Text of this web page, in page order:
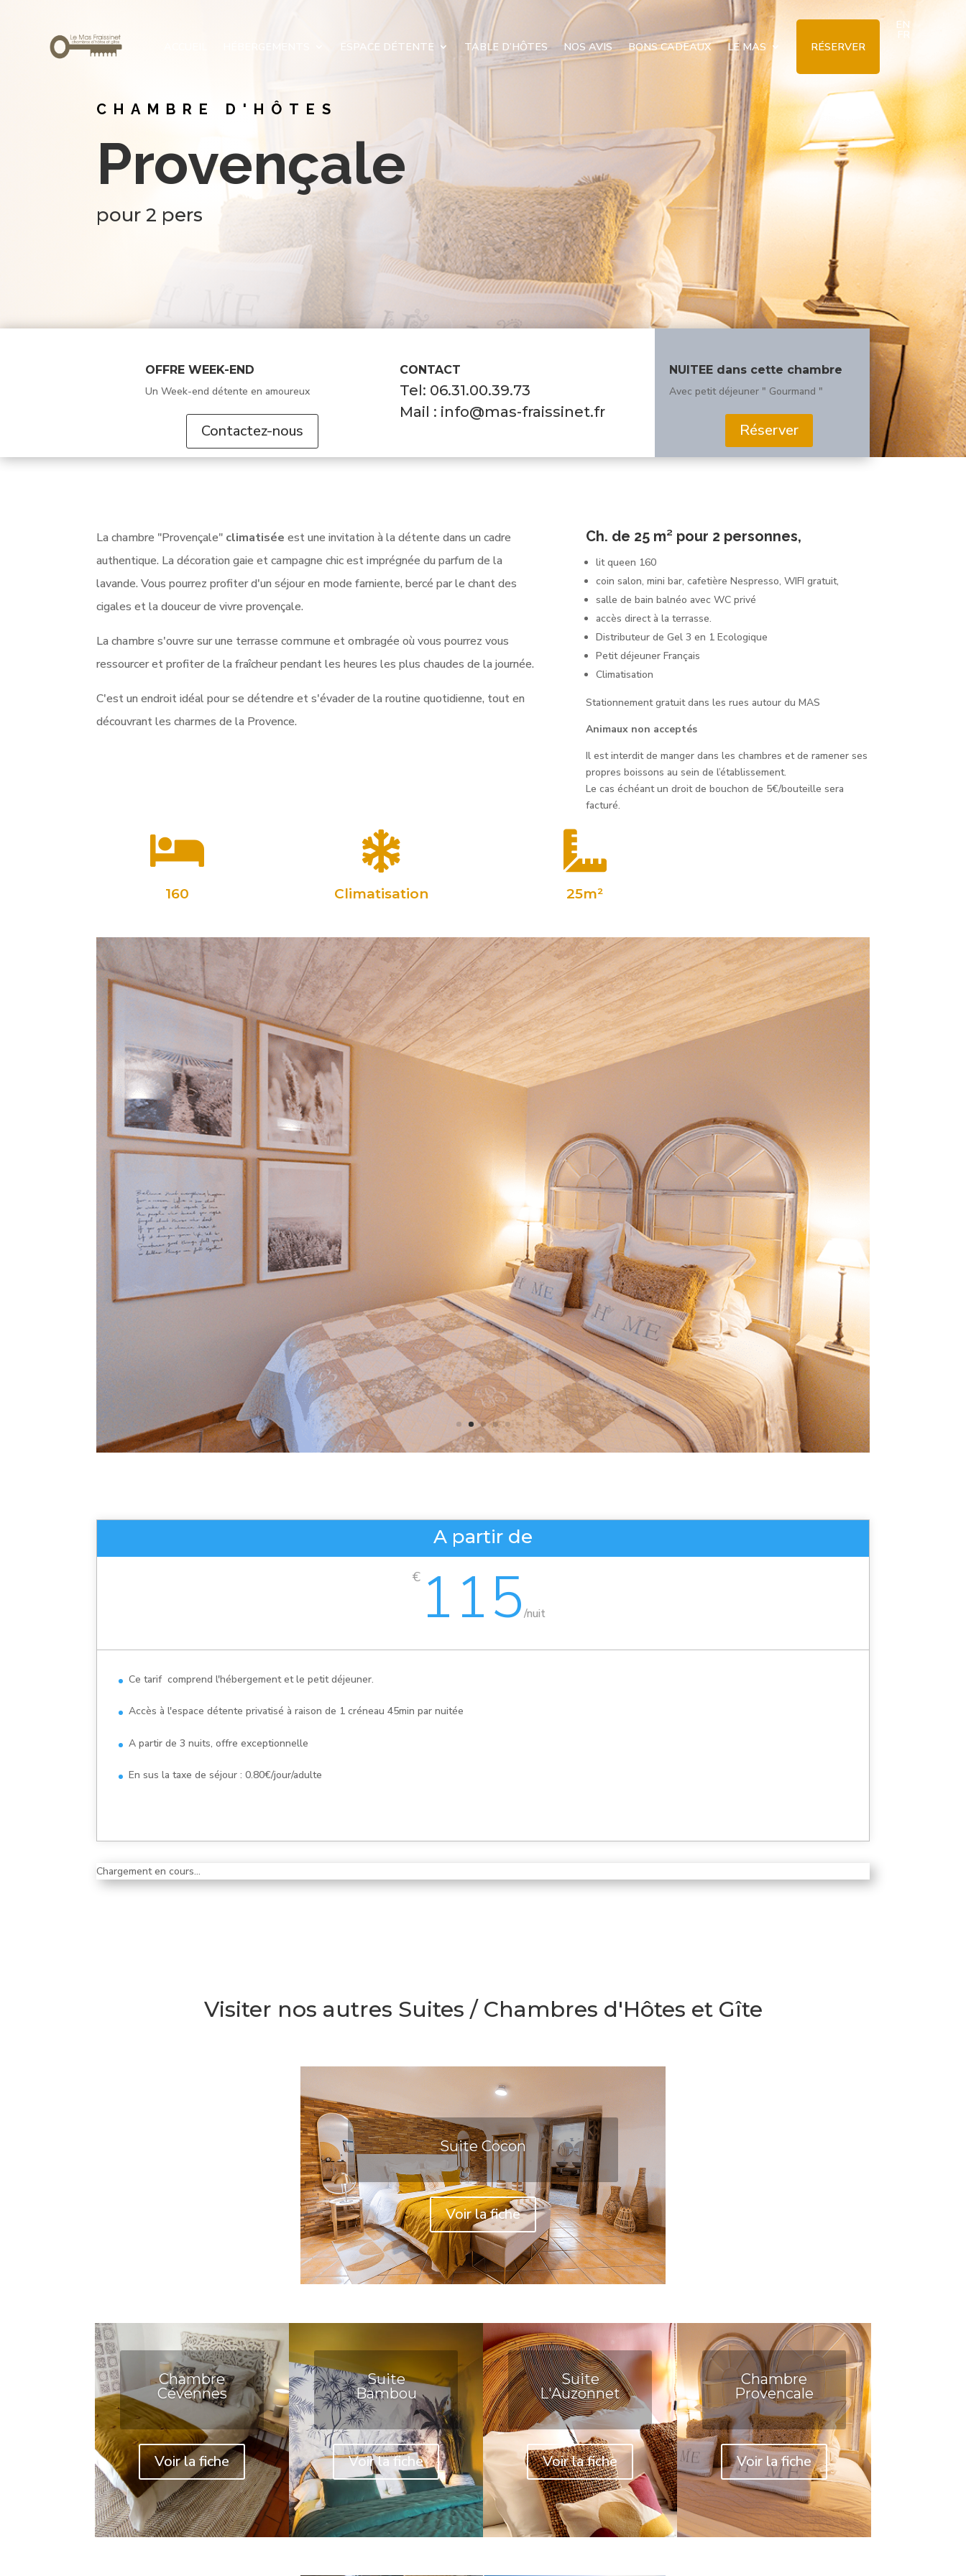
ESPACE DÉTENTE TABLE D’HÔTES NOS AVIS BONS CADEAUX LE MAS RÉSERVER
EN
FR
CHAMBRE D'HÔTES
Provençale
pour 2 pers
OFFRE WEEK-END
Un Week-end détente en amoureux
Contactez-nous
CONTACT
Tel: 06.31.00.39.73
Mail : info@mas-fraissinet.fr
NUITEE dans cette chambre
Avec petit déjeuner " Gourmand "
Réserver
La chambre "Provençale" climatisée est une invitation à la détente dans un cadre
authentique. La décoration gaie et campagne chic est imprégnée du parfum de la
lavande. Vous pourrez profiter d'un séjour en mode farniente, bercé par le chant des
cigales et la douceur de vivre provençale.
La chambre s'ouvre sur une terrasse commune et ombragée où vous pourrez vous
ressourcer et profiter de la fraîcheur pendant les heures les plus chaudes de la journée.
C'est un endroit idéal pour se détendre et s'évader de la routine quotidienne, tout en
découvrant les charmes de la Provence.
Ch. de 25 m² pour 2 personnes,
lit queen 160
coin salon, mini bar, cafetière Nespresso, WIFI gratuit,
salle de bain balnéo avec WC privé
accès direct à la terrasse.
Distributeur de Gel 3 en 1 Ecologique
Petit déjeuner Français
Climatisation
Stationnement gratuit dans les rues autour du MAS
Animaux non acceptés
Il est interdit de manger dans les chambres et de ramener ses
propres boissons au sein de l’établissement.
Le cas échéant un droit de bouchon de 5€/bouteille sera
facturé.

160

Climatisation

25m²
A partir de
€ 115/nuit
Ce tarif comprend l'hébergement et le petit déjeuner.
Accès à l'espace détente privatisé à raison de 1 créneau 45min par nuitée
A partir de 3 nuits, offre exceptionnelle
En sus la taxe de séjour : 0.80€/jour/adulte
Chargement en cours...
Visiter nos autres Suites / Chambres d'Hôtes et Gîte
Suite Cocon
Voir la fiche
Chambre
Cévennes
Voir la fiche
Suite
Bambou
Voir la fiche
Suite
L'Auzonnet
Voir la fiche
Chambre
Provencale
Voir la fiche